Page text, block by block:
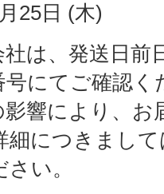
25日 (木)
は、発送日前
号にてご確認く
響により、お
細につきまし
い。